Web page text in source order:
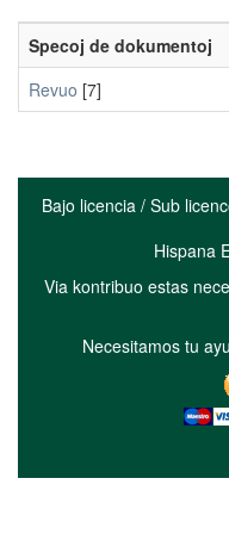
Specoj de dokumentoj
Revuo [7]
Bajo licencia / Sub
Hispana
Via kontribuo estas
Necesitamos tu